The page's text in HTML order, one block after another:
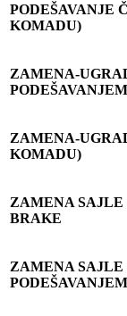
PODEŠAVANJE Č
KOMADU)
ZAMENA-
PODEŠ
ZAMENA-
KOMADU)
ZAMENA SAJLE
BRAKE
ZAMENA SAJLE
PODEŠAVANJEM